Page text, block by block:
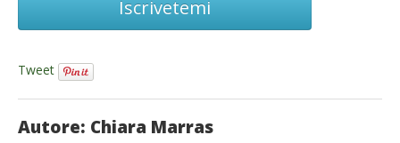
Iscrivetemi
Tweet
Autore: Chiara Marras